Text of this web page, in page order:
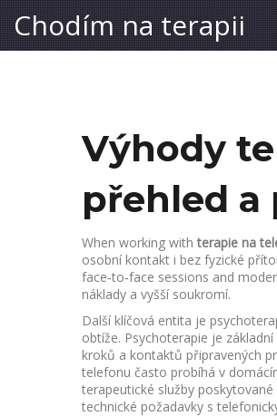
Chodím na terapii
Výhody
přehled
When working withterapie na
osobní kontakt i bez fyzické
face‑to‑face sessions and
náklady a vyšší soukromí.
Další klíčová entita je
obtíže. Psychoterapie je
kroků a kontaktů připravených
telefonu často probíhá v
terapeutické služby
technické požadavky s